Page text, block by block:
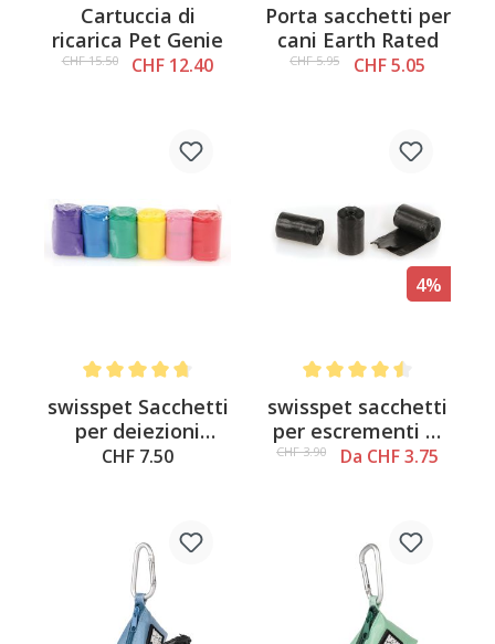
Cartuccia di
ricarica Pet Genie
CHF 15.50 CHF 12.40
Porta sacchetti per
cani Earth Rated
CHF 5.95 CHF 5.05
Average rating of 4.7 out of 5 stars
swisspet Sacchetti
per deiezioni
canine Poop-Bag
CHF 7.50
4%
Average rating of 4.5 out
swisspet sacchetti
per escrementi di
cane Poop-Bag
CHF 3.90 Da CHF 3.75